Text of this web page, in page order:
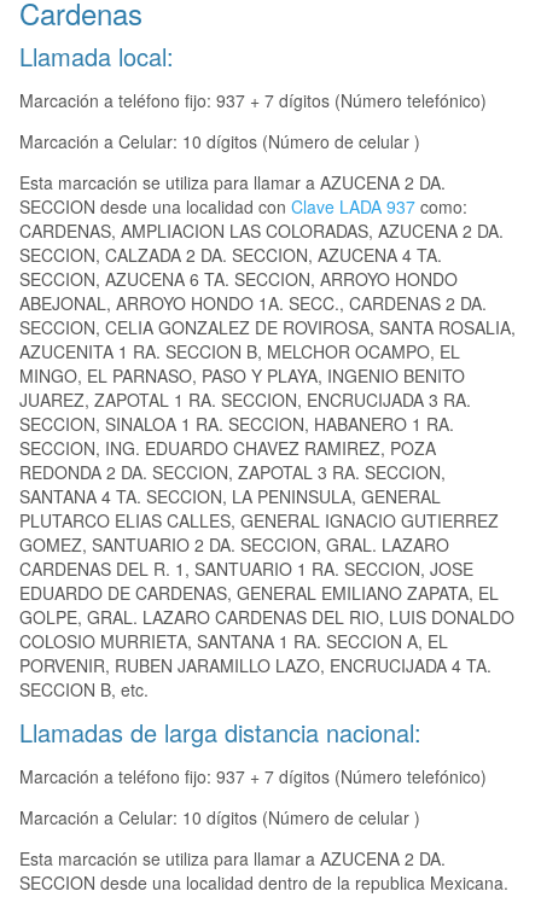
Cardenas
Llamada local:
Marcación a teléfono fijo: 937 + 7 dígitos (Número telefónico)
Marcación a Celular: 10 dígitos (Número de celular )
Esta marcación se utiliza para llamar a AZUCENA 2 DA.
SECCION desde una localidad con Clave LADA 937 como:
CARDENAS, AMPLIACION LAS COLORADAS, AZUCENA 2 DA.
SECCION, CALZADA 2 DA. SECCION, AZUCENA 4 TA.
SECCION, AZUCENA 6 TA. SECCION, ARROYO HONDO
ABEJONAL, ARROYO HONDO 1A. SECC., CARDENAS 2 DA.
SECCION, CELIA GONZALEZ DE ROVIROSA, SANTA ROSALIA,
AZUCENITA 1 RA. SECCION B, MELCHOR OCAMPO, EL
MINGO, EL PARNASO, PASO Y PLAYA, INGENIO BENITO
JUAREZ, ZAPOTAL 1 RA. SECCION, ENCRUCIJADA 3 RA.
SECCION, SINALOA 1 RA. SECCION, HABANERO 1 RA.
SECCION, ING. EDUARDO CHAVEZ RAMIREZ, POZA
REDONDA 2 DA. SECCION, ZAPOTAL 3 RA. SECCION,
SANTANA 4 TA. SECCION, LA PENINSULA, GENERAL
PLUTARCO ELIAS CALLES, GENERAL IGNACIO GUTIERREZ
GOMEZ, SANTUARIO 2 DA. SECCION, GRAL. LAZARO
CARDENAS DEL R. 1, SANTUARIO 1 RA. SECCION, JOSE
EDUARDO DE CARDENAS, GENERAL EMILIANO ZAPATA, EL
GOLPE, GRAL. LAZARO CARDENAS DEL RIO, LUIS DONALDO
COLOSIO MURRIETA, SANTANA 1 RA. SECCION A, EL
PORVENIR, RUBEN JARAMILLO LAZO, ENCRUCIJADA 4 TA.
SECCION B, etc.
Llamadas de larga distancia nacional:
Marcación a teléfono fijo: 937 + 7 dígitos (Número telefónico)
Marcación a Celular: 10 dígitos (Número de celular )
Esta marcación se utiliza para llamar a AZUCENA 2 DA.
SECCION desde una localidad dentro de la republica Mexicana.